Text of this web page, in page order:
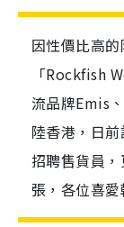
因性價比高
「Rockfish
流品牌Emis
陸香港，日
招聘售貨員
張，各位喜愛